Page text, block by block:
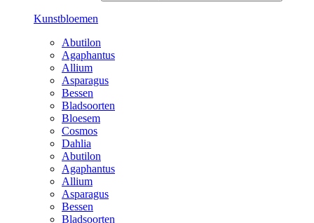
Kunstbloemen
Abutilon
Agaphantus
Allium
Asparagus
Bessen
Bladsoorten
Bloesem
Cosmos
Dahlia
Abutilon
Agaphantus
Allium
Asparagus
Bessen
Bladsoorten